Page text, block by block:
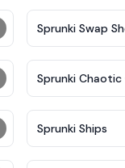
Sprunki Swap
Sprunki Chaotic
Sprunki Ships